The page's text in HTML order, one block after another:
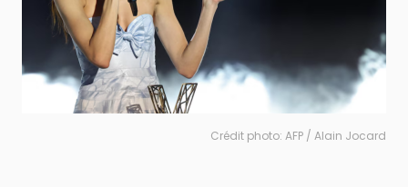
Crédit photo: AFP / Alain Jocard